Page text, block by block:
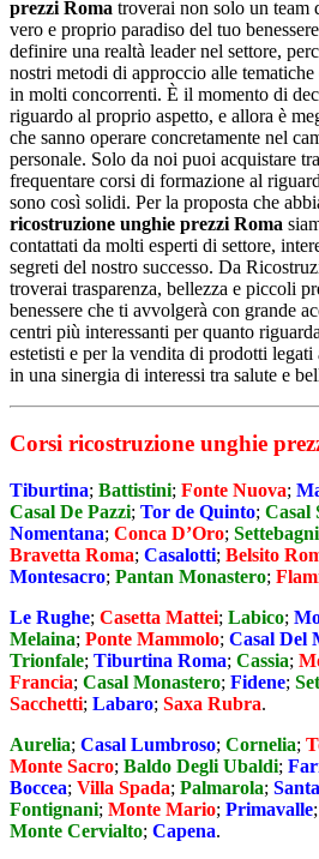
prezzi Roma troverai non solo un team
vero e proprio paradiso del tuo
definire una realtà leader nel settore,
nostri metodi di approccio alle tematiche
in molti concorrenti. È il momento di
riguardo al proprio aspetto, e allora è
che sanno operare concretamente nel
personale. Solo da noi puoi acquistare
frequentare corsi di formazione al
sono così solidi. Per la proposta che
ricostruzione unghie prezzi Roma
contattati da molti esperti di settore,
segreti del nostro successo. Da
troverai trasparenza, bellezza e piccoli
benessere che ti avvolgerà con grande
centri più interessanti per quanto
estetisti e per la vendita di prodotti legati
in una sinergia di interessi tra salute e
Corsi ricostruzione unghie
Tiburtina; Battistini; Fonte Nuova;
Casal De Pazzi; Tor de Quinto; Casal
Nomentana; Conca D’Oro; Settebagni
Bravetta Roma; Casalotti; Belsito
Montesacro; Pantan Monastero;
Le Rughe; Casetta Mattei; Labico;
Melaina; Ponte Mammolo; Casal Del
Trionfale; Tiburtina Roma; Cassia;
Francia; Casal Monastero; Fidene;
Sacchetti; Labaro; Saxa Rubra.
Aurelia; Casal Lumbroso; Cornelia;
Monte Sacro; Baldo Degli Ubaldi;
Boccea; Villa Spada; Palmarola;
Fontignani; Monte Mario; Primavalle;
Monte Cervialto; Capena.